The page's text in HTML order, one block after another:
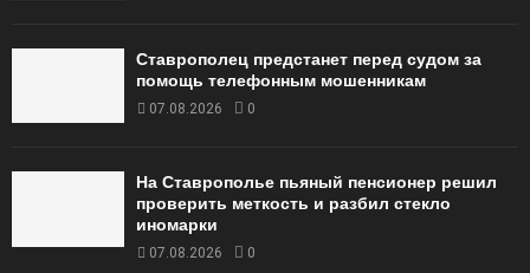
Ставрополец предстанет перед судом за
помощь телефонным мошенникам
07.08.2026 0
На Ставрополье пьяный пенсионер решил
проверить меткость и разбил стекло
иномарки
07.08.2026 0